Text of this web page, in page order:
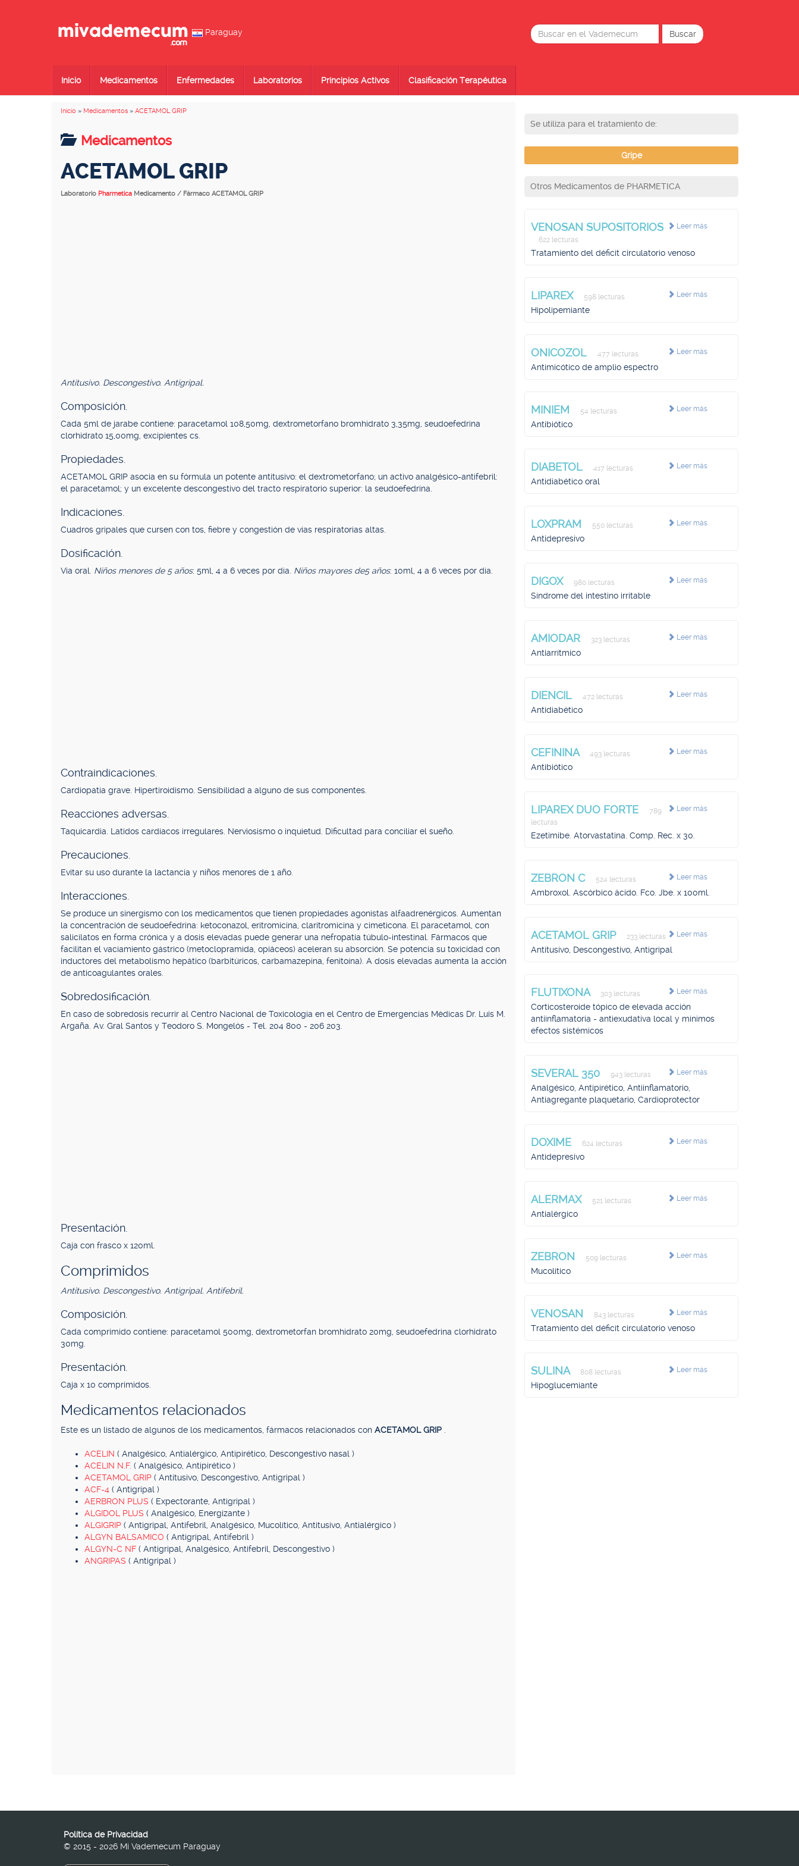
Paraguay
Inicio Medicamentos Enfermedades Laboratorios Principios Activos Clasificación Terapéutica
Inicio » Medicamentos » ACETAMOL GRIP
Medicamentos
ACETAMOL GRIP
Laboratorio Pharmetica Medicamento / Fármaco ACETAMOL GRIP
Antitusivo. Descongestivo. Antigripal.
Composición.
Cada 5ml de jarabe contiene: paracetamol 108,50mg, dextrometorfano bromhidrato 3,35mg, seudoefedrina
clorhidrato 15,00mg, excipientes cs.
Propiedades.
ACETAMOL GRIP asocia en su fórmula un potente antitusivo: el dextrometorfano; un activo analgésico-antifebril:
el paracetamol; y un excelente descongestivo del tracto respiratorio superior: la seudoefedrina.
Indicaciones.
Cuadros gripales que cursen con tos, fiebre y congestión de vías respiratorias altas.
Dosificación.
Vía oral. Niños menores de 5 años: 5ml, 4 a 6 veces por día. Niños mayores de5 años: 10ml, 4 a 6 veces por día.
Contraindicaciones.
Cardiopatía grave. Hipertiroidismo. Sensibilidad a alguno de sus componentes.
Reacciones adversas.
Taquicardia. Latidos cardíacos irregulares. Nerviosismo o inquietud. Dificultad para conciliar el sueño.
Precauciones.
Evitar su uso durante la lactancia y niños menores de 1 año.
Interacciones.
Se produce un sinergismo con los medicamentos que tienen propiedades agonistas alfaadrenérgicos. Aumentan
la concentración de seudoefedrina: ketoconazol, eritromicina, claritromicina y cimeticona. El paracetamol, con
salicilatos en forma crónica y a dosis elevadas puede generar una nefropatía túbulo-intestinal. Fármacos que
facilitan el vaciamiento gástrico (metoclopramida, opiáceos) aceleran su absorción. Se potencia su toxicidad con
inductores del metabolismo hepático (barbitúricos, carbamazepina, fenitoína). A dosis elevadas aumenta la acción
de anticoagulantes orales.
Sobredosificación.
En caso de sobredosis recurrir al Centro Nacional de Toxicología en el Centro de Emergencias Médicas Dr. Luis M.
Argaña. Av. Gral Santos y Teodoro S. Mongelós - Tel. 204 800 - 206 203.
Presentación.
Caja con frasco x 120ml.
Comprimidos
Antitusivo. Descongestivo. Antigripal. Antifebril.
Composición.
Cada comprimido contiene: paracetamol 500mg, dextrometorfan bromhidrato 20mg, seudoefedrina clorhidrato
30mg.
Presentación.
Caja x 10 comprimidos.
Medicamentos relacionados
Este es un listado de algunos de los medicamentos, fármacos relacionados con ACETAMOL GRIP
ACELIN ( Analgésico, Antialérgico, Antipirético, Descongestivo nasal )
ACELIN N.F. ( Analgésico, Antipirético )
ACETAMOL GRIP ( Antitusivo, Descongestivo, Antigripal )
ACF-4 ( Antigripal )
AERBRON PLUS ( Expectorante, Antigripal )
ALGIDOL PLUS ( Analgésico, Energizante )
ALGIGRIP ( Antigripal, Antifebril, Analgésico, Mucolítico, Antitusivo, Antialérgico )
ALGYN BALSAMICO ( Antigripal, Antifebril )
ALGYN-C NF ( Antigripal, Analgésico, Antifebril, Descongestivo )
ANGRIPAS ( Antigripal )
Se utiliza para el tratamiento de:
Gripe
Otros Medicamentos de PHARMETICA
Leer más
VENOSAN SUPOSITORIOS
622 lecturas
Tratamiento del déficit circulatorio venoso
Leer más
LIPAREX 598 lecturas
Hipolipemiante
Leer más
ONICOZOL 477 lecturas
Antimicótico de amplio espectro
Leer más
MINIEM 54 lecturas
Antibiótico
Leer más
DIABETOL 417 lecturas
Antidiabético oral
Leer más
LOXPRAM 550 lecturas
Antidepresivo
Leer más
DIGOX 980 lecturas
Síndrome del intestino irritable
Leer más
AMIODAR 323 lecturas
Antiarrítmico
Leer más
DIENCIL 472 lecturas
Antidiabético
Leer más
CEFININA 493 lecturas
Antibiótico
Leer más
LIPAREX DUO FORTE
789
lecturas
Ezetimibe. Atorvastatina. Comp. Rec. x 30.
Leer más
ZEBRON C 524 lecturas
Ambroxol. Ascórbico ácido. Fco. Jbe. x 100ml.
Leer más
ACETAMOL GRIP 233 lecturas
Antitusivo, Descongestivo, Antigripal
Leer más
FLUTIXONA 303 lecturas
Corticosteroide tópico de elevada acción
antiinflamatoria - antiexudativa local y mínimos
efectos sistémicos
Leer más
SEVERAL 350 943 lecturas
Analgésico, Antipirético, Antiinflamatorio,
Antiagregante plaquetario, Cardioprotector
Leer más
DOXIME 624 lecturas
Antidepresivo
Leer más
ALERMAX 521 lecturas
Antialérgico
Leer más
ZEBRON 509 lecturas
Mucolítico
Leer más
VENOSAN 843 lecturas
Tratamiento del déficit circulatorio venoso
Leer más
SULINA 808 lecturas
Hipoglucemiante
Política de Privacidad
© 2015 - 2026 Mi Vademecum Paraguay